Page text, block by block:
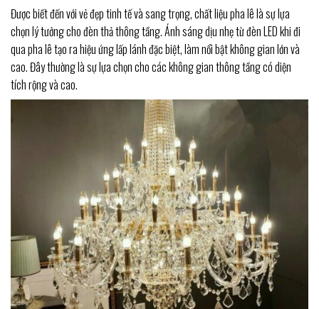
Được biết đến với vẻ đẹp tinh tế và sang trọng, chất liệu pha lê là sự lựa
chọn lý tưởng cho đèn thả thông tầng. Ánh sáng dịu nhẹ từ đèn LED khi đi
qua pha lê tạo ra hiệu ứng lấp lánh đặc biệt, làm nổi bật không gian lớn và
cao. Đây thường là sự lựa chọn cho các không gian thông tầng có diện
tích rộng và cao.